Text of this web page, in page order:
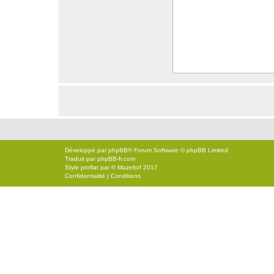
Développé parphpBB® Forum Software © phpBB Limited
Traduit parphpBB-fr.com
Style proflat par ©Mazeltof 2017
Confidentialité | Conditions